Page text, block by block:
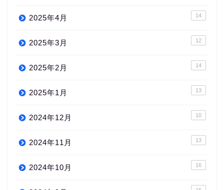
2025年4月 14
2025年3月 12
2025年2月 14
2025年1月 13
2024年12月 10
2024年11月 13
2024年10月 16